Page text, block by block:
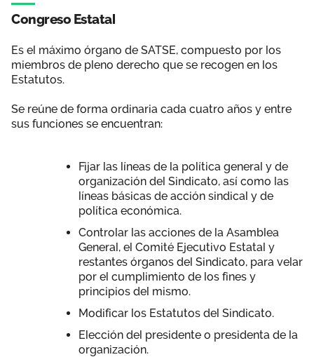
Congreso Estatal
Es el máximo órgano de SATSE, compuesto por los
miembros de pleno derecho que se recogen en los
Estatutos.
Se reúne de forma ordinaria cada cuatro años y entre
sus funciones se encuentran:
Fijar las líneas de la política general y de
organización del Sindicato, así como las
líneas básicas de acción sindical y de
política económica.
Controlar las acciones de la Asamblea
General, el Comité Ejecutivo Estatal y
restantes órganos del Sindicato, para velar
por el cumplimiento de los fines y
principios del mismo.
Modificar los Estatutos del Sindicato.
Elección del presidente o presidenta de la
organización.